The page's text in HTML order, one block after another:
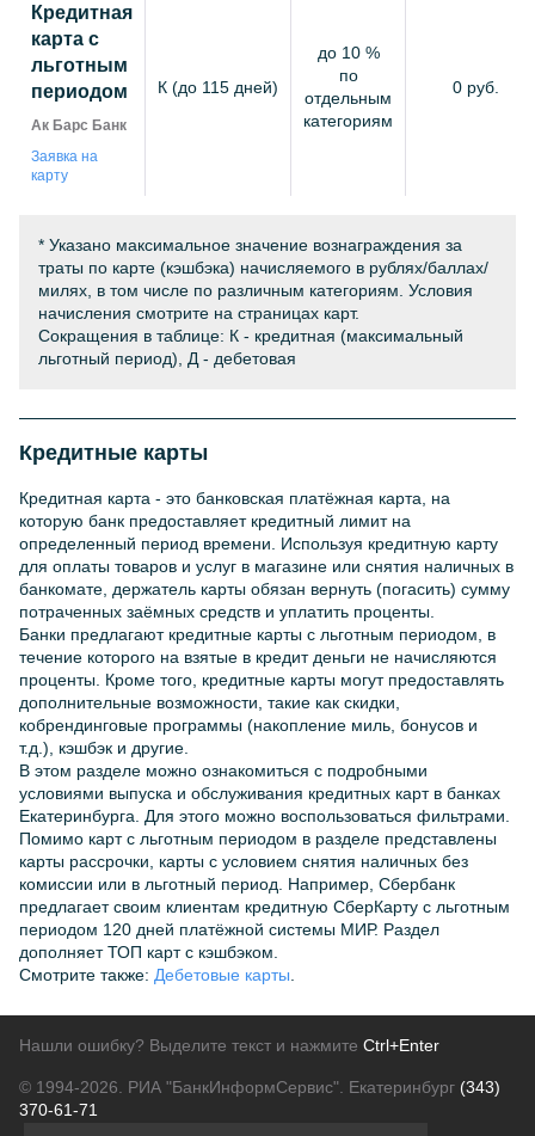
Кредитная
карта с
льготным
периодом
Ак Барс Банк
Заявка на
карту
К (до 115 дней)
до 10 %
по
отдельным
категориям
0 руб.
* Указано максимальное значение вознаграждения за
траты по карте (кэшбэка) начисляемого в рублях/баллах/
милях, в том числе по различным категориям. Условия
начисления смотрите на страницах карт.
Сокращения в таблице: К - кредитная (максимальный
льготный период), Д - дебетовая
Кредитные карты
Кредитная карта - это банковская платёжная карта, на
которую банк предоставляет кредитный лимит на
определенный период времени. Используя кредитную карту
для оплаты товаров и услуг в магазине или снятия наличных в
банкомате, держатель карты обязан вернуть (погасить) сумму
потраченных заёмных средств и уплатить проценты.
Банки предлагают кредитные карты с льготным периодом, в
течение которого на взятые в кредит деньги не начисляются
проценты. Кроме того, кредитные карты могут предоставлять
дополнительные возможности, такие как скидки,
кобрендинговые программы (накопление миль, бонусов и
т.д.), кэшбэк и другие.
В этом разделе можно ознакомиться с подробными
условиями выпуска и обслуживания кредитных карт в банках
Екатеринбурга. Для этого можно воспользоваться фильтрами.
Помимо карт с льготным периодом в разделе представлены
карты рассрочки, карты с условием снятия наличных без
комиссии или в льготный период. Например, Сбербанк
предлагает своим клиентам кредитную СберКарту с льготным
периодом 120 дней платёжной системы МИР. Раздел
дополняет ТОП карт с кэшбэком.
Смотрите также: Дебетовые карты
Нашли ошибку? Выделите текст и нажмите Ctrl+Enter
© 1994-2026. РИА "БанкИнформСервис". Екатеринбург (343)
370-61-71